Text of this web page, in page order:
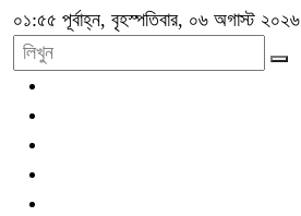
০১:৫৫ পূর্বাহ্ন, বৃহস্পতিবার, ০৬ অগাস্ট ২০২৬